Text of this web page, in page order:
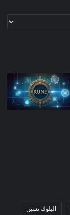
البلوك تشين